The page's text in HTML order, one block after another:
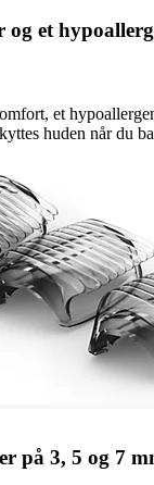
og et
et
huden når du
på 3, 5 og 7